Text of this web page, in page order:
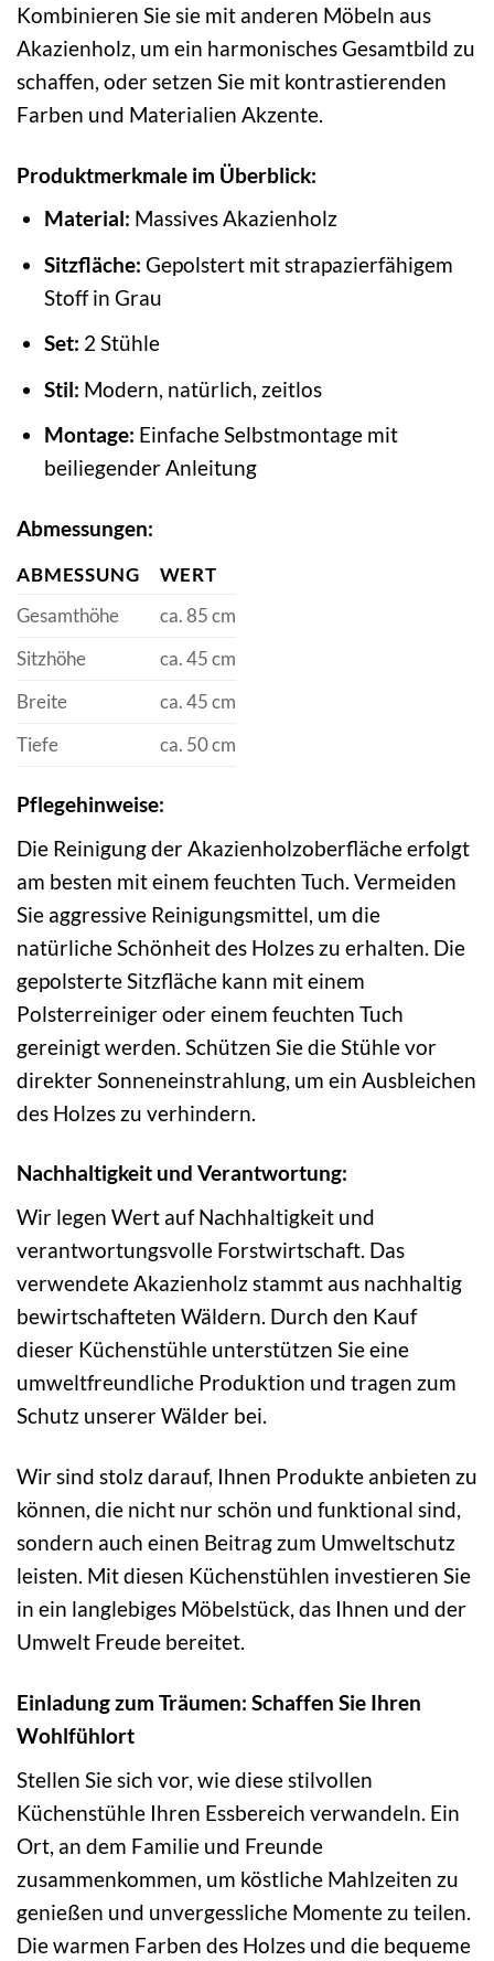
Kombinieren Sie sie mit anderen Möbeln aus
Akazienholz, um ein harmonisches Gesamtbild zu
schaffen, oder setzen Sie mit kontrastierenden
Farben und Materialien Akzente.
Produktmerkmale im Überblick:
Material: Massives Akazienholz
Sitzfläche: Gepolstert mit strapazierfähigem
Stoff in Grau
Set: 2 Stühle
Stil: Modern, natürlich, zeitlos
Montage: Einfache Selbstmontage mit
beiliegender Anleitung
Abmessungen:
ABMESSUNG
WERT
Gesamthöhe
ca. 85 cm
Sitzhöhe
ca. 45 cm
Breite
ca. 45 cm
Tiefe
ca. 50 cm
Pflegehinweise:
Die Reinigung der Akazienholzoberfläche erfolgt
am besten mit einem feuchten Tuch. Vermeiden
Sie aggressive Reinigungsmittel, um die
natürliche Schönheit des Holzes zu erhalten. Die
gepolsterte Sitzfläche kann mit einem
Polsterreiniger oder einem feuchten Tuch
gereinigt werden. Schützen Sie die Stühle vor
direkter Sonneneinstrahlung, um ein Ausbleichen
des Holzes zu verhindern.
Nachhaltigkeit und Verantwortung:
Wir legen Wert auf Nachhaltigkeit und
verantwortungsvolle Forstwirtschaft. Das
verwendete Akazienholz stammt aus nachhaltig
bewirtschafteten Wäldern. Durch den Kauf
dieser Küchenstühle unterstützen Sie eine
umweltfreundliche Produktion und tragen zum
Schutz unserer Wälder bei.
Wir sind stolz darauf, Ihnen Produkte anbieten zu
können, die nicht nur schön und funktional sind,
sondern auch einen Beitrag zum Umweltschutz
leisten. Mit diesen Küchenstühlen investieren Sie
in ein langlebiges Möbelstück, das Ihnen und der
Umwelt Freude bereitet.
Einladung zum Träumen: Schaffen Sie Ihren
Wohlfühlort
Stellen Sie sich vor, wie diese stilvollen
Küchenstühle Ihren Essbereich verwandeln. Ein
Ort, an dem Familie und Freunde
zusammenkommen, um köstliche Mahlzeiten zu
genießen und unvergessliche Momente zu teilen.
Die warmen Farben des Holzes und die bequeme